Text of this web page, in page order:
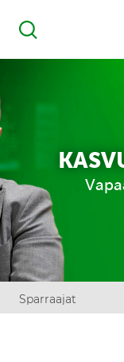
Haku
Sparraajat